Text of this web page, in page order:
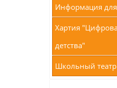
Информация
Хартия
детства"
Школьный театр